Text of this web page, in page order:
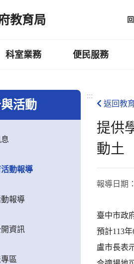
教育局
科室業務 便民服務
活動
動報導
報導
資訊
區
:::
返回教
提供
動土
報導日期：
臺中市政
預計113
盧市長表